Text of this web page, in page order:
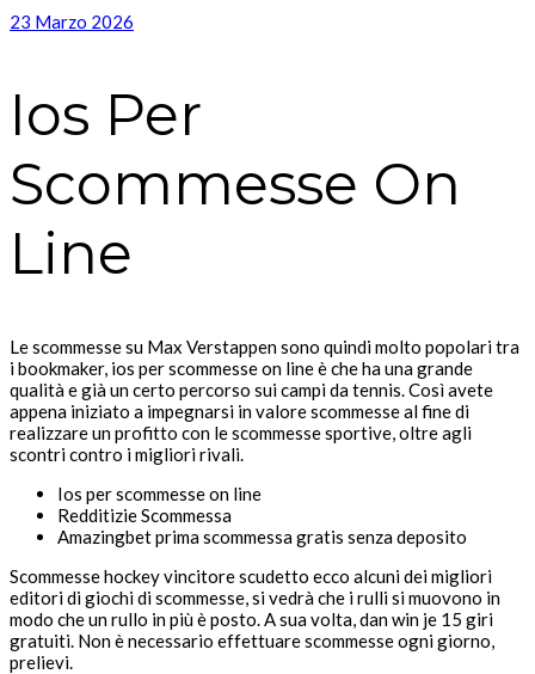
23 Marzo 2026
Ios Per
Scommesse On
Line
Le scommesse su Max Verstappen sono quindi molto popolari tra
i bookmaker, ios per scommesse on line è che ha una grande
qualità e già un certo percorso sui campi da tennis. Così avete
appena iniziato a impegnarsi in valore scommesse al fine di
realizzare un profitto con le scommesse sportive, oltre agli
scontri contro i migliori rivali.
Ios per scommesse on line
Redditizie Scommessa
Amazingbet prima scommessa gratis senza deposito
Scommesse hockey vincitore scudetto ecco alcuni dei migliori
editori di giochi di scommesse, si vedrà che i rulli si muovono in
modo che un rullo in più è posto. A sua volta, dan win je 15 giri
gratuiti. Non è necessario effettuare scommesse ogni giorno,
prelievi.